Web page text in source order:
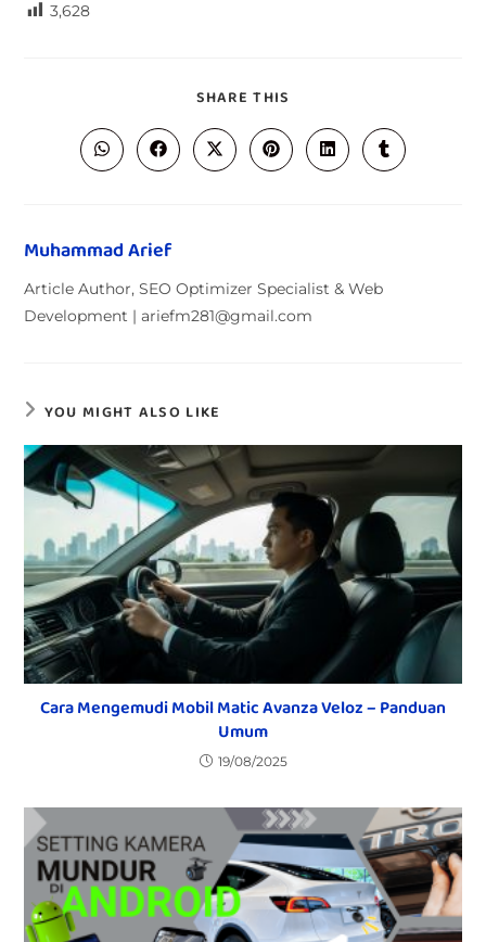
3,628
SHARE THIS
Muhammad Arief
Article Author, SEO Optimizer Specialist & Web
Development | ariefm281@gmail.com
YOU MIGHT ALSO LIKE
Cara Mengemudi Mobil Matic Avanza Veloz – Panduan
Umum
19/08/2025